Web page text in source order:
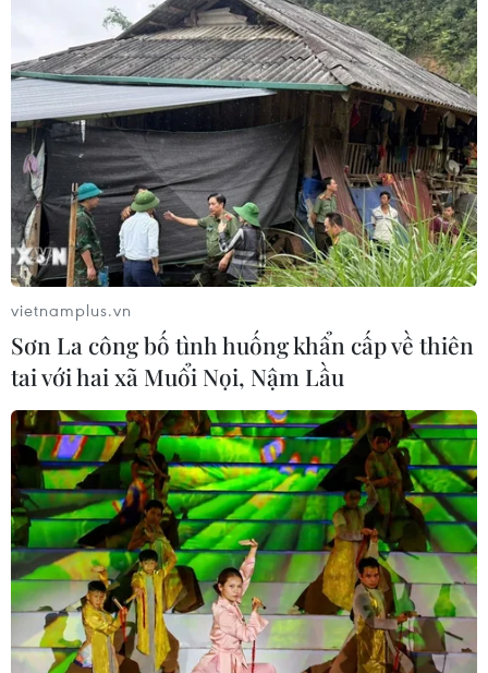
Xe điện Trung Quốc mở rộng
cuộc đua công nghệ ra Đông Nam Á
08/08/2026 03:00
Hãng BMW bắt đầu sản xuất hàng
loạt mẫu xe thuần điện “thế hệ mới”
07/08/2026 01:52
Các thương hiệu xe cao cấp của Đức
trong cuộc khủng hoảng lợi nhuận
04/08/2026 23:03
Bứt phá trước "tháng Ngâu": Hãng xe
đồng loạt bung chiêu kích cầu đa
dạng
04/08/2026 04:29
Ôtô Trung Quốc có tạo nên “làn sóng
vietnamplus.vn
Sơn La công bố tình huống khẩn cấp về thiên
tai với hai xã Muổi Nọi, Nậm Lầu